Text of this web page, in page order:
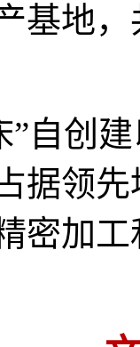
基地
”自创
据领
密加